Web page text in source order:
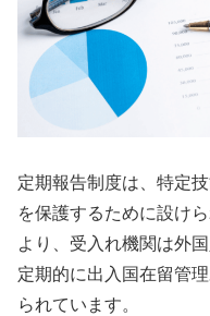
定期報告制度は、特定
を保護するために設け
より、受入れ機関は外
定期的に出入国在留管
られています。